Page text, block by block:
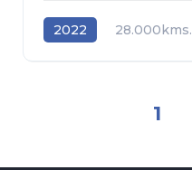
2022 28.000kms.
1